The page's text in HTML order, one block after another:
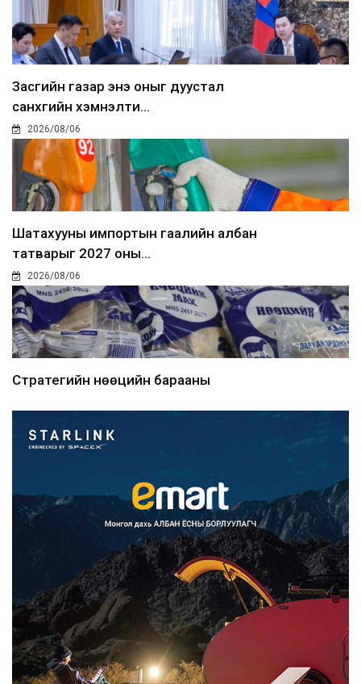
Засгийн газар энэ оныг дуустал
санхүүгийн хэмнэлти...
2026/08/06
Шатахууны импортын гаалийн албан
татварыг 2027 оны...
2026/08/06
Стратегийн нөөцийн барааны
Монгол Улс COP17 бага хуралд 6.5
тэрбум ам.доллары...
2026/08/06
“Улаанбаатар трам” төсөл